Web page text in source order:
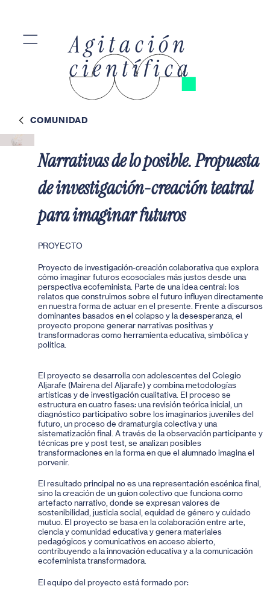
=
COMUNIDAD
Agitación
científica
Narrativas de lo posible. Propuesta
de investigación-creación teatral
para imaginar futuros
PROYECTO
Proyecto de investigación-creación colaborativa que explora
cómo imaginar futuros ecosociales más justos desde una
perspectiva ecofeminista. Parte de una idea central: los
relatos que construimos sobre el futuro influyen directamente
en nuestra forma de actuar en el presente. Frente a discursos
dominantes basados en el colapso y la desesperanza, el
proyecto propone generar narrativas positivas y
transformadoras como herramienta educativa, simbólica y
política.
El proyecto se desarrolla con adolescentes del Colegio
Aljarafe (Mairena del Aljarafe) y combina metodologías
artísticas y de investigación cualitativa. El proceso se
estructura en cuatro fases: una revisión teórica inicial, un
diagnóstico participativo sobre los imaginarios juveniles del
futuro, un proceso de dramaturgia colectiva y una
sistematización final. A través de la observación participante y
técnicas pre y post test, se analizan posibles
transformaciones en la forma en que el alumnado imagina el
porvenir.
El resultado principal no es una representación escénica final,
sino la creación de un guion colectivo que funciona como
artefacto narrativo, donde se expresan valores de
sostenibilidad, justicia social, equidad de género y cuidado
mutuo. El proyecto se basa en la colaboración entre arte,
ciencia y comunidad educativa y genera materiales
pedagógicos y comunicativos en acceso abierto,
contribuyendo a la innovación educativa y a la comunicación
ecofeminista transformadora.
El equipo del proyecto está formado por: